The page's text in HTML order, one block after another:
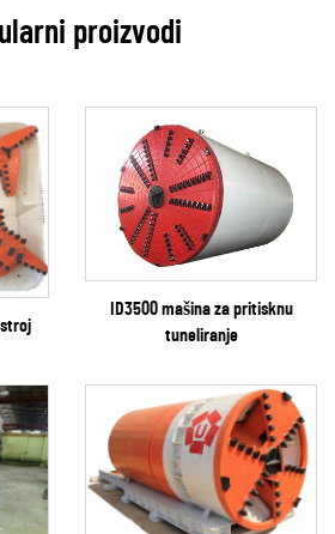
proizvodi
ID3500 mašina za pritisknu
tuneliranje